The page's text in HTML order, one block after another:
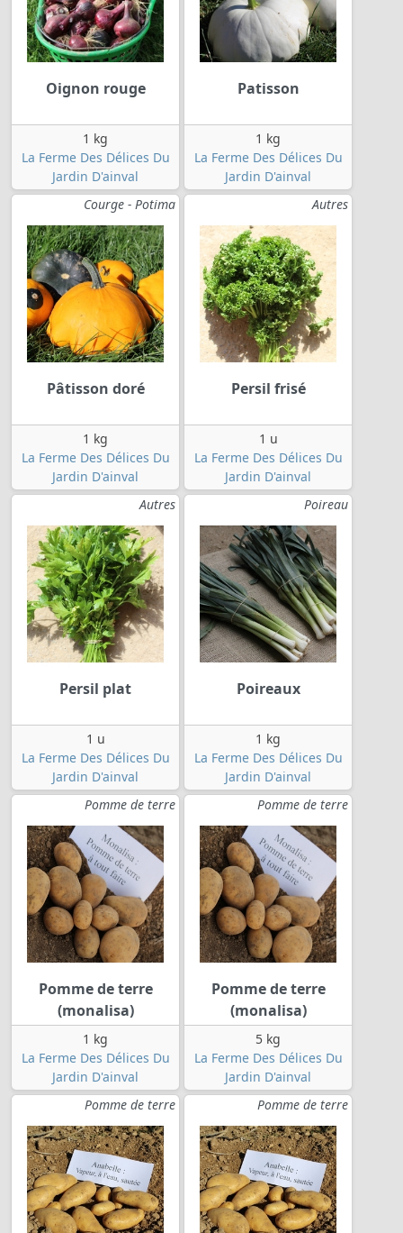
Oignon rouge
1 kg
La Ferme Des Délices Du
Jardin D'ainval
Patisson
1 kg
La Ferme Des Délices Du
Jardin D'ainval
Courge - Potima
Pâtisson doré
1 kg
La Ferme Des Délices Du
Jardin D'ainval
Autres
Persil frisé
1 u
La Ferme Des Délices Du
Jardin D'ainval
Autres
Persil plat
1 u
La Ferme Des Délices Du
Jardin D'ainval
Poireau
Poireaux
1 kg
La Ferme Des Délices Du
Jardin D'ainval
Pomme de terre
Pomme de terre
(monalisa)
1 kg
La Ferme Des Délices Du
Jardin D'ainval
Pomme de terre
Pomme de terre
(monalisa)
5 kg
La Ferme Des Délices Du
Jardin D'ainval
Pomme de terre
Pomme de terre